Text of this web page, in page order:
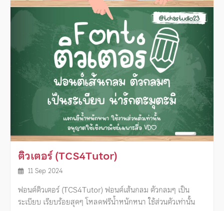
ติวเตอร์ (TCS4Tutor)
11 Sep 2024
ฟอนต์ติวเตอร์ (TCS4Tutor) ฟอนต์เส้นกลม ตัวกลมๆ เป็น
ระเบียบ เรียบร้อยสุดๆ โหลดฟรีน้ำหนักหนา ใช้ส่วนตัวเท่านั้น